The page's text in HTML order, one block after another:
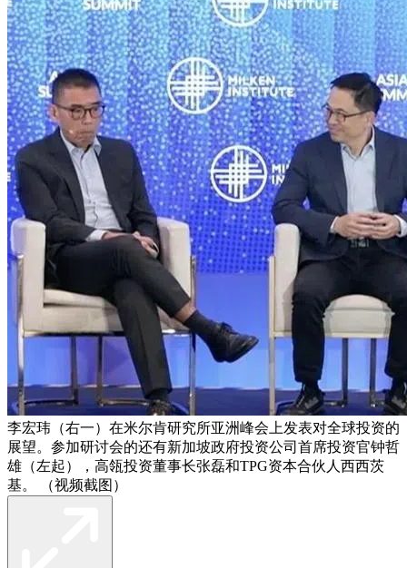
李宏玮（右一）在米尔肯研究所亚洲峰会上发表对全球投资的
展望。参加研讨会的还有新加坡政府投资公司首席投资官钟哲
雄（左起），高瓴投资董事长张磊和TPG资本合伙人西西茨
基。 （视频截图）